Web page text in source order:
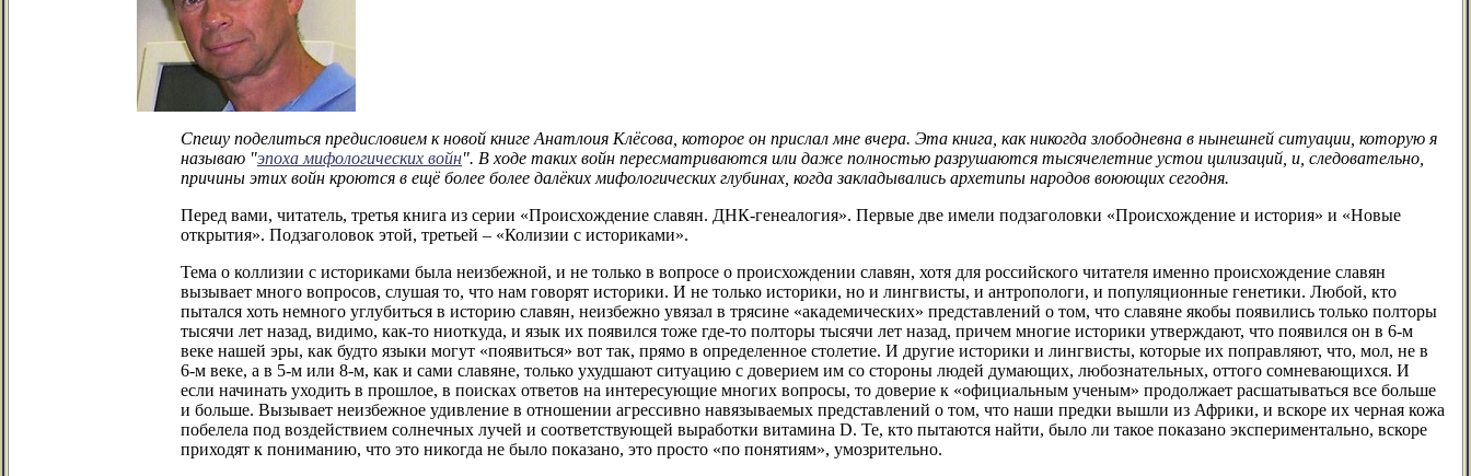
Спешу поделиться предисловием к новой книге Анатлоия Клёсова, которое он прислал мне вчера. Эта книга, как никогда злободневна в нынешней ситуации, которую я
называю "эпоха мифологических войн". В ходе таких войн пересматриваются или даже полностью разрушаются тысячелетние устои цилизаций, и, следовательно,
причины этих войн кроются в ещё более более далёких мифологических глубинах, когда закладывались архетипы народов воюющих сегодня.
Перед вами, читатель, третья книга из серии «Происхождение славян. ДНК-генеалогия». Первые две имели подзаголовки «Происхождение и история» и «Новые
открытия». Подзаголовок этой, третьей – «Колизии с историками».
Тема о коллизии с историками была неизбежной, и не только в вопросе о происхождении славян, хотя для российского читателя именно происхождение славян
вызывает много вопросов, слушая то, что нам говорят историки. И не только историки, но и лингвисты, и антропологи, и популяционные генетики. Любой, кто
пытался хоть немного углубиться в историю славян, неизбежно увязал в трясине «академических» представлений о том, что славяне якобы появились только полторы
тысячи лет назад, видимо, как-то ниоткуда, и язык их появился тоже где-то полторы тысячи лет назад, причем многие историки утверждают, что появился он в 6-м
веке нашей эры, как будто языки могут «появиться» вот так, прямо в определенное столетие. И другие историки и лингвисты, которые их поправляют, что, мол, не в
6-м веке, а в 5-м или 8-м, как и сами славяне, только ухудшают ситуацию с доверием им со стороны людей думающих, любознательных, оттого сомневающихся. И
если начинать уходить в прошлое, в поисках ответов на интересующие многих вопросы, то доверие к «официальным ученым» продолжает расшатываться все больше
и больше. Вызывает неизбежное удивление в отношении агрессивно навязываемых представлений о том, что наши предки вышли из Африки, и вскоре их черная кожа
побелела под воздействием солнечных лучей и соответствующей выработки витамина D. Те, кто пытаются найти, было ли такое показано экспериментально, вскоре
приходят к пониманию, что это никогда не было показано, это просто «по понятиям», умозрительно.